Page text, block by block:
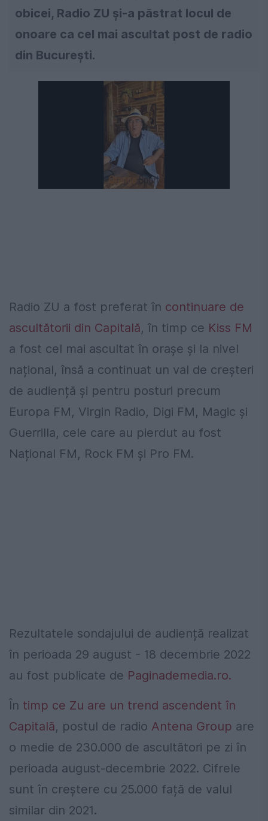
obicei, Radio ZU și-a păstrat locul de
onoare ca cel mai ascultat post de radio
din București.
Radio ZU a fost preferat în continuare de
ascultătorii din Capitală, în timp ce Kiss FM
a fost cel mai ascultat în orașe și la nivel
național, însă a continuat un val de creșteri
de audiență și pentru posturi precum
Europa FM, Virgin Radio, Digi FM, Magic și
Guerrilla, cele care au pierdut au fost
Național FM, Rock FM și Pro FM.
Rezultatele sondajului de audiență realizat
în perioada 29 august - 18 decembrie 2022
au fost publicate de Paginademedia.ro.
În timp ce Zu are un trend ascendent în
Capitală, postul de radio Antena Group are
o medie de 230.000 de ascultători pe zi în
perioada august-decembrie 2022. Cifrele
sunt în creștere cu 25.000 față de valul
similar din 2021.